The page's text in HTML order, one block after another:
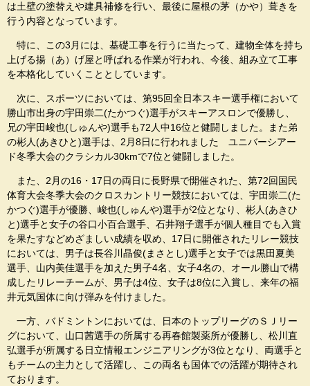
は土壁の塗替えや建具補修を行い、最後に屋根の茅（かや）葺きを
行う内容となっています。
特に、この3月には、基礎工事を行うに当たって、建物全体を持ち
上げる揚（あ）げ屋と呼ばれる作業が行われ、今後、組み立て工事
を本格化していくこととしています。
次に、スポーツにおいては、第95回全日本スキー選手権において
勝山市出身の宇田崇二(たかつぐ)選手がスキーアスロンで優勝し、
兄の宇田峻也(しゅんや)選手も72人中16位と健闘しました。また弟
の彬人(あきひと)選手は、2月8日に行われました ユニバーシアー
ド冬季大会のクラシカル30kmで7位と健闘しました。
また、2月の16・17日の両日に長野県で開催された、第72回国民
体育大会冬季大会のクロスカントリー競技においては、宇田崇二(た
かつぐ)選手が優勝、峻也(しゅんや)選手が2位となり、彬人(あきひ
と)選手と女子の谷口小百合選手、石井翔子選手が個人種目でも入賞
を果たすなどめざましい成績を収め、17日に開催されたリレー競技
においては、男子は長谷川晶俊(まさとし)選手と女子では黒田夏美
選手、山内美佳選手を加えた男子4名、女子4名の、オール勝山で構
成したリレーチームが、男子は4位、女子は8位に入賞し、来年の福
井元気国体に向け弾みを付けました。
一方、バドミントンにおいては、日本のトップリーグのＳＪリー
グにおいて、山口茜選手の所属する再春館製薬所が優勝し、松川直
弘選手が所属する日立情報エンジニアリングが3位となり、両選手と
もチームの主力として活躍し、この両名も国体での活躍が期待され
ております。